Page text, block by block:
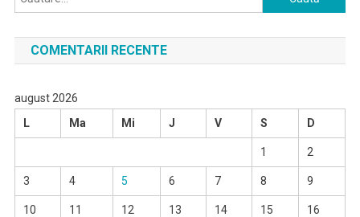
după:
COMENTARII RECENTE
august 2026
L
Ma Mi J V S D
1 2
3 4 5 6 7 8 9
10 11 12 13 14 15 16